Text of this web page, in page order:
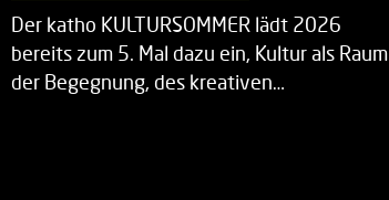
Der katho KULTURSOMMER lädt 2026
bereits zum 5. Mal dazu ein, Kultur als Raum
der Begegnung, des kreativen…